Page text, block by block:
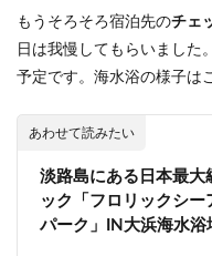
もうそろそろ宿泊先のチェ
日は我慢してもらいました
予定です。海水浴の様子は
あわせて読みたい
淡路島にある日本最大
ック「フロリックシー
パーク」IN大浜海水浴